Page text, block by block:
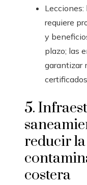
requiere
y
plazo; las
garantizar
5.
reducir la
costera